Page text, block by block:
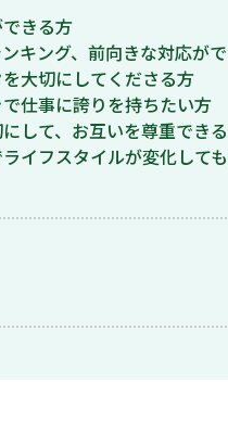
きる方
ンキング、前向きな対応が
を大切にしてくださる方
で仕事に誇りを持ちたい方
にして、お互いを尊重でき
イフスタイルが変化して